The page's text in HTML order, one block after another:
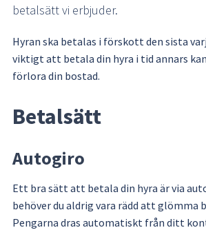
betalsätt vi erbjuder.
Hyran ska betalas i förskott den sista
viktigt att betala din hyra i tid annars
förlora din bostad.
Betalsätt
Autogiro
Ett bra sätt att betala din hyra är via
behöver du aldrig vara rädd att glömma
Pengarna dras automatiskt från ditt